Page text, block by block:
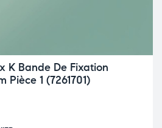
K Bande De Fixation
Pièce 1 (7261701)